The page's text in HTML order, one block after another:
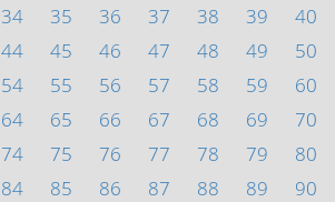
34 35 36 37 38 39
40
44 45 46 47 48 49
50
54 55 56 57 58 59
60
64 65 66 67 68 69
70
74 75 76 77 78 79
80
84 85 86 87 88 89
90